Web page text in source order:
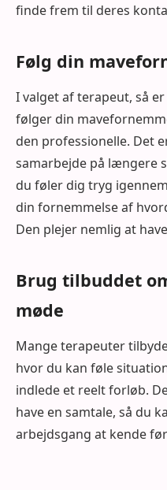
finde frem til deres
Følg din
I valget af terapeut, så
følger din
den professionelle. Det
samarbejde på længere
du føler dig tryg
din fornemmelse af
Den plejer nemlig at
Brug tilbuddet
møde
Mange terapeuter
hvor du kan føle
indlede et reelt forløb.
have en samtale, så du
arbejdsgang at kende